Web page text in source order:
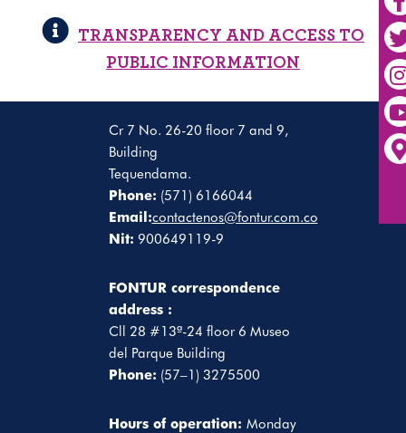
TRANSPARENCY AND ACCESS TO
PUBLIC INFORMATION
Cr 7 No. 26-20 floor 7 and 9,
Building
Tequendama.
Phone: (571) 6166044
Email:contactenos@fontur.com.co
Nit: 900649119-9
FONTUR correspondence
address :
Cll 28 #13ª-24 floor 6 Museo
del Parque Building
Phone: (57–1) 3275500
Hours of operation: Monday